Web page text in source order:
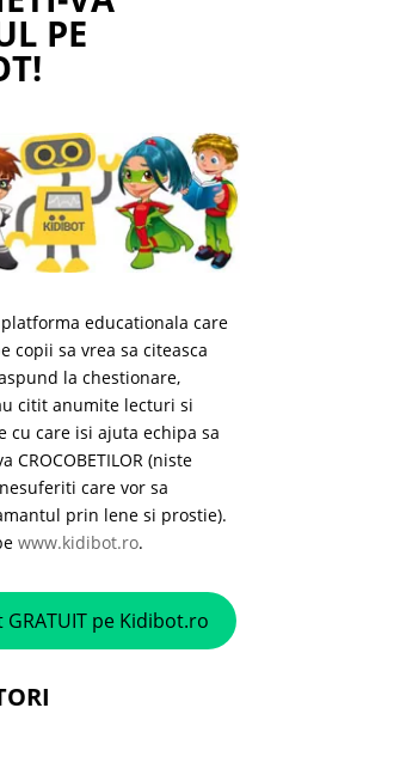
PE
educationala care
copii sa vrea sa citeasca
la chestionare,
citit anumite lecturi si
cu care isi ajuta echipa sa
CROCOBETILOR (niste
care vor sa
prin lene si prostie).
www.kidibot.ro.
GRATUIT pe Kidibot.ro